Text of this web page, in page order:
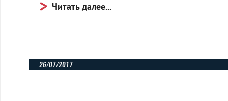
Читать далее...
26/07/2017